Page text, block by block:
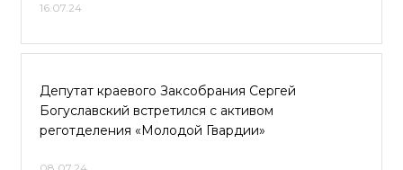
16.07.24
Депутат краевого Заксобрания Сергей
Богуславский встретился с активом
реготделения «Молодой Гвардии»